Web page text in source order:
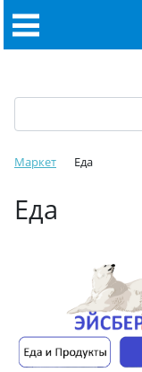
Маркет Еда
Еда